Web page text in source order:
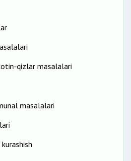
qizlar masalalari
masalalari